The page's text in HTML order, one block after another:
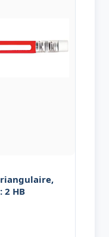
2 HB